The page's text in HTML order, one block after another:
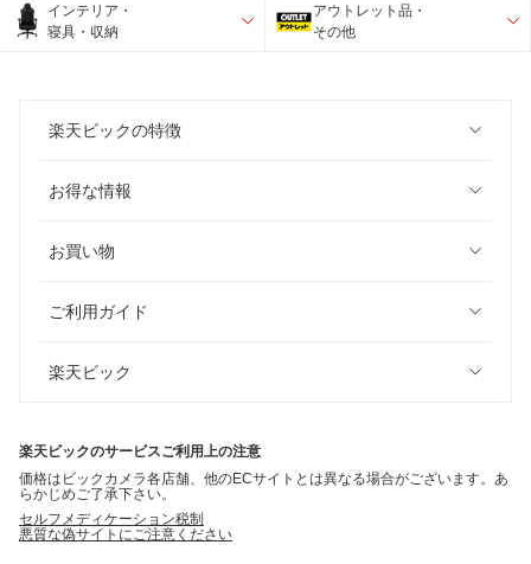
インテリア・
寝具・収納
アウトレット品・
その他
楽天ビックの特徴
お得な情報
お買い物
ご利用ガイド
楽天ビック
楽天ビックのサービスご利用上の注意
価格はビックカメラ各店舗、他のECサイトとは異なる場合がございます。あ
らかじめご了承下さい。
セルフメディケーション税制
悪質な偽サイトにご注意ください